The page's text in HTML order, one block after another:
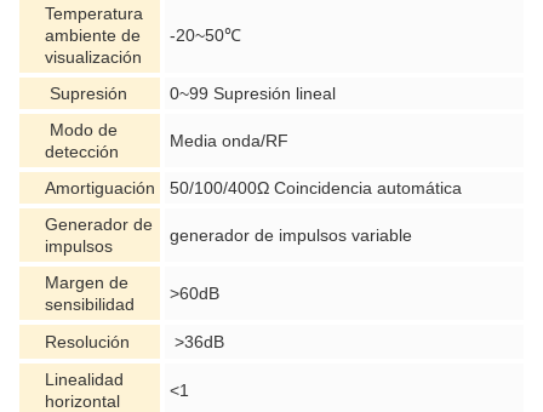
Temperatura
ambiente de
visualización
-20~50℃
Supresión
0~99 Supresión lineal
Modo de
detección
Media onda/RF
Amortiguación
50/100/400Ω Coincidencia automática
Generador de
impulsos
generador de impulsos variable
Margen de
sensibilidad
>60dB
Resolución
>36dB
Linealidad
horizontal
<1